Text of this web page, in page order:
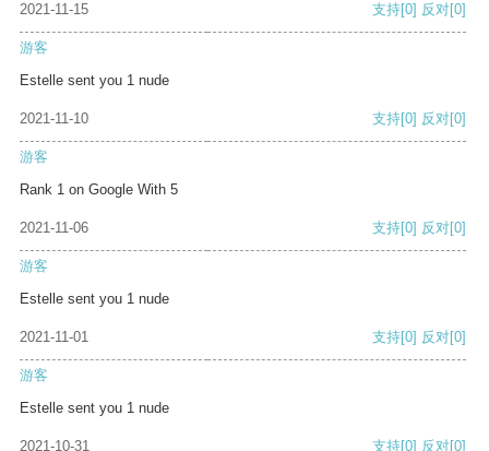
2021-11-15 支持[0] 反对[0]
游客
Estelle sent you 1 nude
2021-11-10 支持[0] 反对[0]
游客
Rank 1 on Google With 5
2021-11-06 支持[0] 反对[0]
游客
Estelle sent you 1 nude
2021-11-01 支持[0] 反对[0]
游客
Estelle sent you 1 nude
2021-10-31 支持[0] 反对[0]